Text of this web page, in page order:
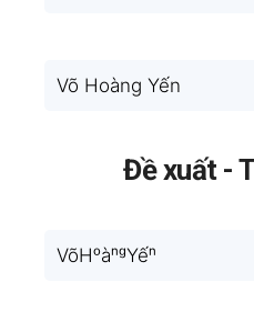
Võ Hoàng Yến
Đề xuất -
VõHᵒàⁿᵍYếⁿ